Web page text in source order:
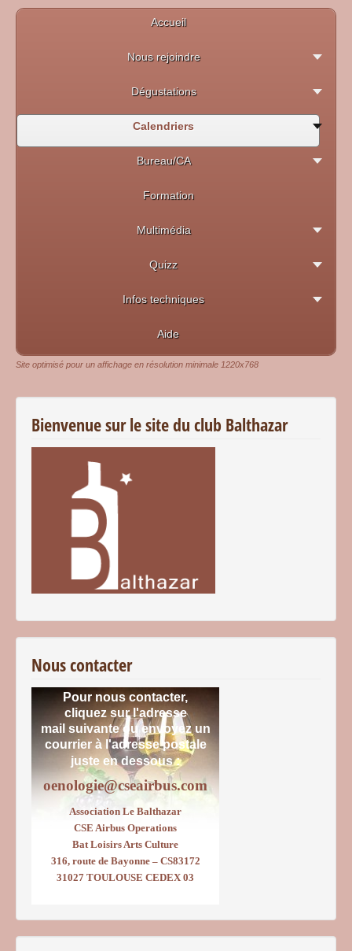
Accueil
Nous rejoindre
Dégustations
Calendriers
Bureau/CA
Formation
Multimédia
Quizz
Infos techniques
Aide
Site optimisé pour un affichage en résolution minimale 1220x768
Bienvenue sur le site du club Balthazar
Nous contacter
Pour nous contacter,
cliquez sur l'adresse
mail suivante ou envoyez un
courrierà l'adresse postale
juste en dessous :
oenologie@cseairbus.com
Association Le Balthazar
CSE Airbus Operations
Bat Loisirs Arts Culture
316, route de Bayonne – CS83172
31027 TOULOUSE CEDEX 03